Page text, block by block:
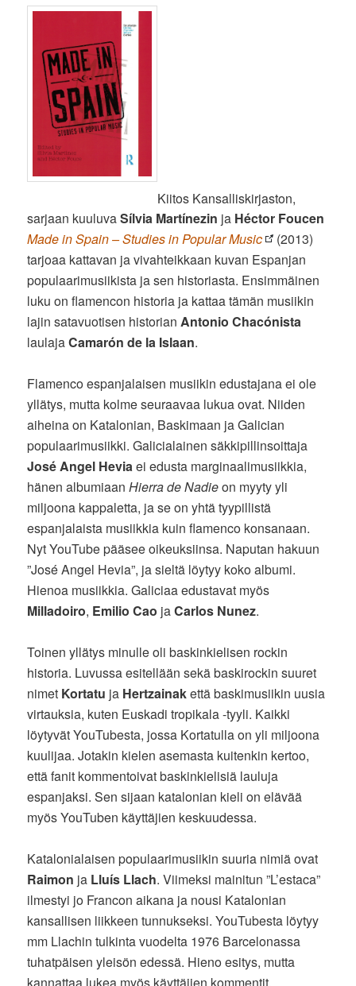
Kiitos Kansalliskirjaston,
sarjaan kuuluvaSílvia Martínezin ja Héctor Foucen
Made in Spain – Studies in Popular Music
(2013)
tarjoaa kattavan ja vivahteikkaan kuvan Espanjan
populaarimusiikista ja sen historiasta. Ensimmäinen
luku on flamencon historia ja kattaa tämän musiikin
lajin satavuotisen historianAntonio Chacónista
laulajaCamarón de la Islaan.
Flamenco espanjalaisen musiikin edustajana ei ole
yllätys, mutta kolme seuraavaa lukua ovat. Niiden
aiheina on Katalonian, Baskimaan ja Galician
populaarimusiikki. Galicialainen säkkipillinsoittaja
José Angel Heviaei edusta marginaalimusiikkia,
hänen albumiaanHierra de Nadieon myyty yli
miljoona kappaletta, ja se on yhtä tyypillistä
espanjalaista musiikkia kuin flamenco konsanaan.
Nyt YouTube pääsee oikeuksiinsa. Naputan hakuun
”José Angel Hevia”, ja sieltä löytyy koko albumi.
Hienoa musiikkia. Galiciaa edustavat myös
Milladoiro, Emilio Cao jaCarlos Nunez.
Toinen yllätys minulle oli baskinkielisen rockin
historia. Luvussa esitellään sekä baskirockin suuret
nimet Kortatu ja Hertzainakettä baskimusiikin uusia
virtauksia, kuten Euskadi tropikala -tyyli. Kaikki
löytyvät YouTubesta, jossa Kortatulla on yli miljoona
kuulijaa. Jotakin kielen asemasta kuitenkin kertoo,
että fanit kommentoivat baskinkielisiä lauluja
espanjaksi. Sen sijaan katalonian kieli on elävää
myös YouTuben käyttäjien keskuudessa.
Katalonialaisen populaarimusiikin suuria nimiä ovat
Raimon ja Lluís Llach. Viimeksi mainitun ”L’estaca”
ilmestyi jo Francon aikana ja nousi Katalonian
kansallisen liikkeen tunnukseksi. YouTubesta löytyy
mm Llachin tulkinta vuodelta 1976 Barcelonassa
tuhatpäisen yleisön edessä. Hieno esitys, mutta